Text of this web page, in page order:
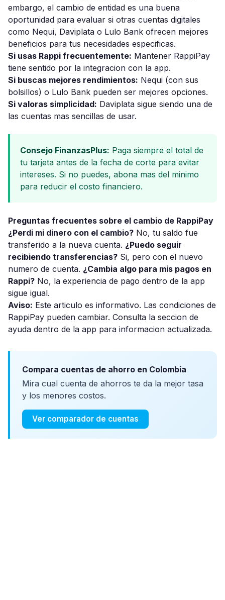
embargo, el cambio de entidad es una buena
oportunidad para evaluar si otras cuentas digitales
como Nequi, Daviplata o Lulo Bank ofrecen mejores
beneficios para tus necesidades especificas.
Si usas Rappi frecuentemente: Mantener RappiPay
tiene sentido por la integracion con la app.
Si buscas mejores rendimientos: Nequi (con sus
bolsillos) o Lulo Bank pueden ser mejores opciones.
Si valoras simplicidad: Daviplata sigue siendo una de
las cuentas mas sencillas de usar.
Consejo FinanzasPlus: Paga siempre el total de
tu tarjeta antes de la fecha de corte para evitar
intereses. Si no puedes, abona mas del minimo
para reducir el costo financiero.
Preguntas frecuentes sobre el cambio de RappiPay
¿Perdi mi dinero con el cambio? No, tu saldo fue
transferido a la nueva cuenta. ¿Puedo seguir
recibiendo transferencias? Si, pero con el nuevo
numero de cuenta. ¿Cambia algo para mis pagos en
Rappi? No, la experiencia de pago dentro de la app
sigue igual.
Aviso: Este articulo es informativo. Las condiciones de
RappiPay pueden cambiar. Consulta la seccion de
ayuda dentro de la app para informacion actualizada.
Compara cuentas de ahorro en Colombia
Mira cual cuenta de ahorros te da la mejor tasa
y los menores costos.
Ver comparador de cuentas